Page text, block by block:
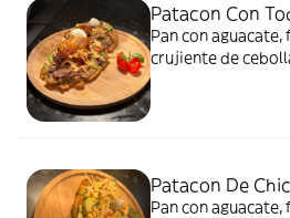
Patacon Con
Pan con
crujiente de
Patacon De
Pan con